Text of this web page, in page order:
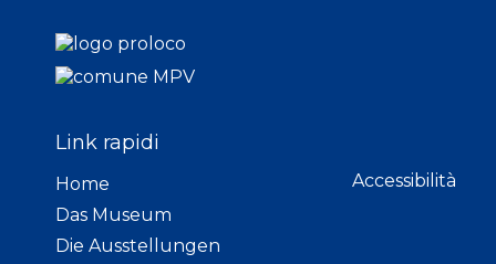
Link rapidi
Home
Das Museum
Die Ausstellungen
Accessibilità